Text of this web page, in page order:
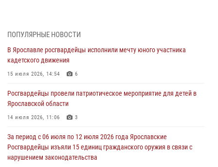
03 августа 2026, 07:24
Ярославские росгвардейцы за прошедшую неделю совершили
более 300 выездов по сигналам «тревога»
03 августа 2026, 07:09
Росгвардейцы оказали помощь беременной женщине во время
празднования Дня ВДВ в Ярославле
03 августа 2026, 06:20
За период с 20 июля по 26 июля 2026 года Ярославские
Росгвардейцы изъяли 41 единицу гражданского оружия в связи с
нарушением законодательства
ПОПУЛЯРНЫЕ НОВОСТИ
В Ярославле росгвардейцы исполнили мечту юного участника
кадетского движения
15 июля 2026, 14:54 6
Росгвардейцы провели патриотическое мероприятие для детей в
Ярославской области
14 июля 2026, 11:06 3
За период с 06 июля по 12 июля 2026 года Ярославские
Росгвардейцы изъяли 15 единиц гражданского оружия в связи с
нарушением законодательства